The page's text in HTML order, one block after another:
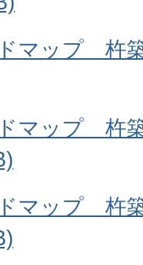
マップ 杵
マップ 杵
マップ 杵